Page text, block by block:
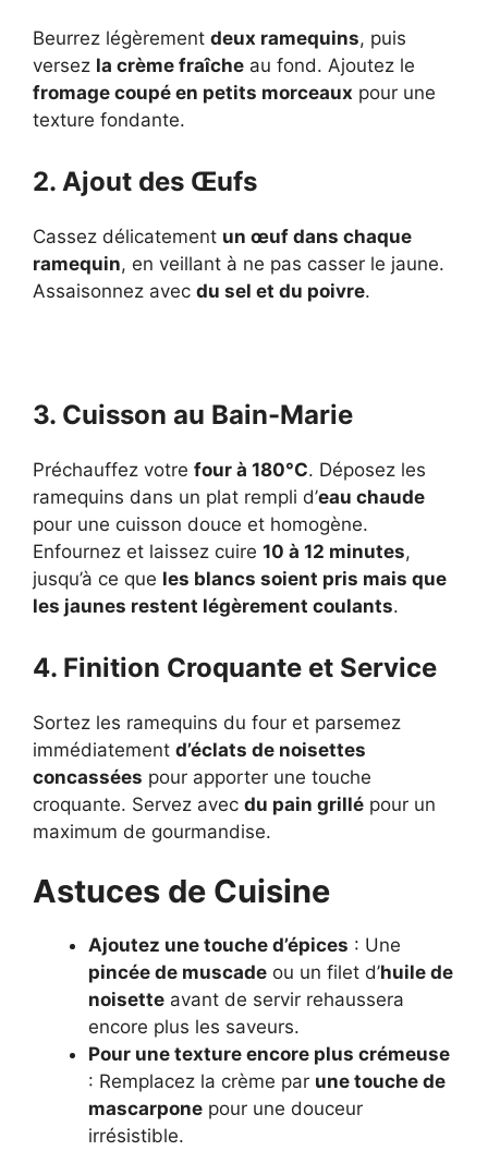
Beurrez légèrement deux ramequins, puis
versez la crème fraîche au fond. Ajoutez le
fromage coupé en petits morceaux pour une
texture fondante.
2. Ajout des Œufs
Cassez délicatement un œuf dans chaque
ramequin, en veillant à ne pas casser le jaune.
Assaisonnez avec du sel et du poivre.
3. Cuisson au Bain-Marie
Préchauffez votre four à 180°C. Déposez les
ramequins dans un plat rempli d’eau chaude
pour une cuisson douce et homogène.
Enfournez et laissez cuire 10 à 12 minutes,
jusqu’à ce que les blancs soient pris mais que
les jaunes restent légèrement coulants.
4. Finition Croquante et Service
Sortez les ramequins du four et parsemez
immédiatement d’éclats de noisettes
concassées pour apporter une touche
croquante. Servez avec du pain grillé pour un
maximum de gourmandise.
Astuces de Cuisine
Ajoutez une touche d’épices : Une
pincée de muscade ou un filet d’huile de
noisette avant de servir rehaussera
encore plus les saveurs.
Pour une texture encore plus crémeuse
: Remplacez la crème par une touche de
mascarpone pour une douceur
irrésistible.